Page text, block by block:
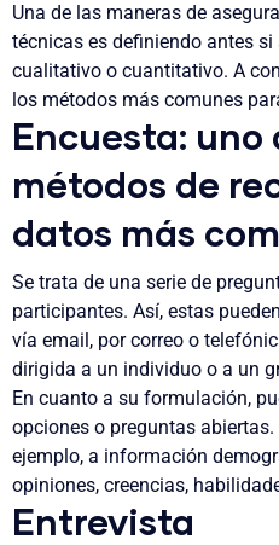
Una de las maneras de
técnicas es definiendo antes
cualitativo o cuantitativo. A
los métodos más comunes
Encuesta: uno
métodos de
datos más
Se trata de una serie de
participantes. Así, estas
vía email, por correo o
dirigida a un individuo o a un
En cuanto a su formulación,
opciones o preguntas
ejemplo, a información
opiniones, creencias,
Entrevista